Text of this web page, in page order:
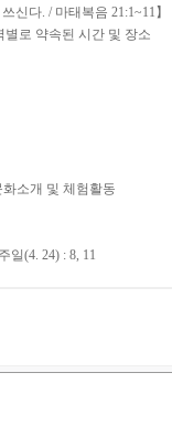
다. / 마태복음 21:1~11】
로 약속된 시간 및 장소
소개 및 체험활동
(4. 24) : 8, 11